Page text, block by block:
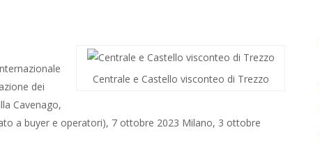
Centrale e Castello visconteo di Trezzo
dei
Cavenago,
a buyer e operatori), 7 ottobre 2023 Milano, 3 ottobre